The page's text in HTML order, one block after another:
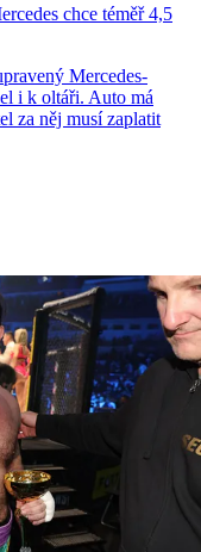
chce téměř 4,5
Mercedes-
i k oltáři. Auto má
za něj musí zaplatit